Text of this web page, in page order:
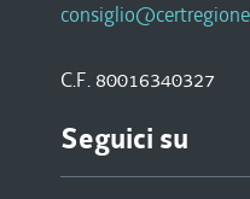
C.F. 80016340327
Seguici su